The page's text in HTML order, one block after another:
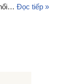
Đọc tiếp »